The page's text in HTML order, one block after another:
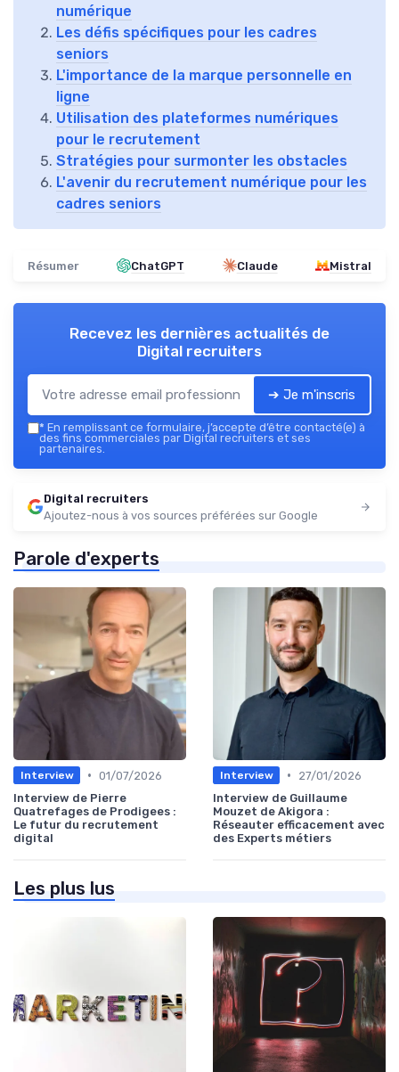
numérique
Les défis spécifiques pour les cadres
seniors
L'importance de la marque personnelle en
ligne
Utilisation des plateformes numériques
pour le recrutement
Stratégies pour surmonter les obstacles
L'avenir du recrutement numérique pour les
cadres seniors
Résumer ChatGPT Claude Mistral
Recevez les dernières actualités de
Digital recruiters
➔ Je m'inscris
* En remplissant ce formulaire, j’accepte d’être contacté(e) à
des fins commerciales par Digital recruiters et ses
partenaires.
Digital recruiters
Ajoutez-nous à vos sources préférées sur Google
Parole d'experts
Interview • 01/07/2026
Interview de Pierre
Quatrefages de Prodigees :
Le futur du recrutement
digital
Interview •
27/01/2026
Interview de Guillaume
Mouzet de Akigora :
Réseauter efficacement avec
des Experts métiers
Les plus lus